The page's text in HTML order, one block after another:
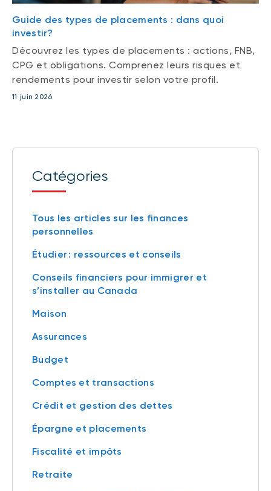
Guide des types de placements : dans quoi
investir?
Découvrez les types de placements : actions, FNB,
CPG et obligations. Comprenez leurs risques et
rendements pour investir selon votre profil.
11 juin 2026
Catégories
Tous les articles sur les finances
personnelles
Étudier : ressources et conseils
Conseils financiers pour immigrer et
s’installer au Canada
Maison
Assurances
Budget
Comptes et transactions
Crédit et gestion des dettes
Épargne et placements
Fiscalité et impôts
Retraite